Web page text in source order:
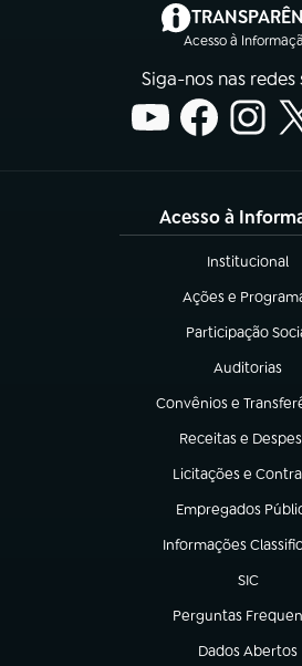
Acesso à
(abre
Siga-nos nas redes
Acesso à
Institucional
(abre em nova
Ações e
(abre em nova
Participação
(abre em nova
Auditorias
(abre em
Convênios e
(abre em nova aba)
Receitas e
(abre em nova
Licitações e
(abre em nova aba)
Empregados
(abre em nova
Informações
(abre em nova aba)
SIC
(abre em
Perguntas
(abre em nova aba)
Dados Abertos
(abre em nova